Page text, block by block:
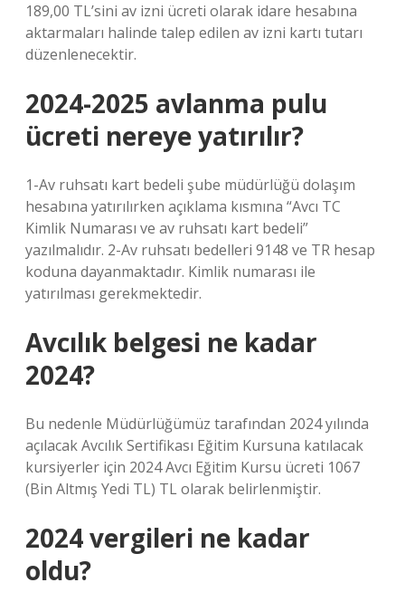
189,00 TL’sini av izni ücreti olarak idare hesabına
aktarmaları halinde talep edilen av izni kartı tutarı
düzenlenecektir.
2024-2025 avlanma pulu
ücreti nereye yatırılır?
1-Av ruhsatı kart bedeli şube müdürlüğü dolaşım
hesabına yatırılırken açıklama kısmına “Avcı TC
Kimlik Numarası ve av ruhsatı kart bedeli”
yazılmalıdır. 2-Av ruhsatı bedelleri 9148 ve TR hesap
koduna dayanmaktadır. Kimlik numarası ile
yatırılması gerekmektedir.
Avcılık belgesi ne kadar
2024?
Bu nedenle Müdürlüğümüz tarafından 2024 yılında
açılacak Avcılık Sertifikası Eğitim Kursuna katılacak
kursiyerler için 2024 Avcı Eğitim Kursu ücreti 1067
(Bin Altmış Yedi TL) TL olarak belirlenmiştir.
2024 vergileri ne kadar
oldu?